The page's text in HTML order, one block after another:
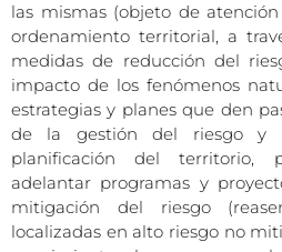
las mismas (objeto de
ordenamiento territorial, a
medidas de reducción del
impacto de los fenómenos
estrategias y planes que den
de la gestión del riesgo y
planificación del territorio,
adelantar programas y
mitigación del riesgo
localizadas en alto riesgo no